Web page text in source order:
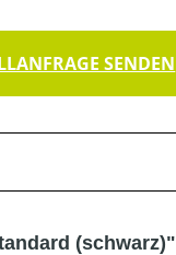
SENDEN
(schwarz)"